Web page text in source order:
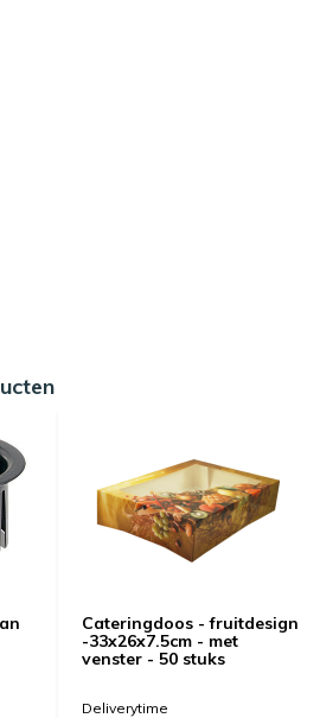
Cateringdoos - fruitdesign
-33x26x7.5cm - met
venster - 50 stuks
Deliverytime